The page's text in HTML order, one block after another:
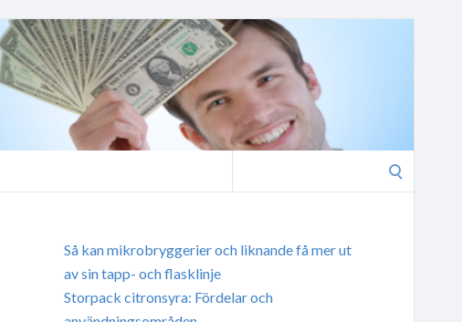
Så kan mikrobryggerier och liknande få mer ut
av sin tapp- och flasklinje
Storpack citronsyra: Fördelar och